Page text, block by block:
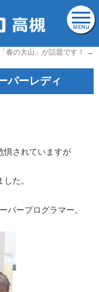
「春の大山」が話題です！ →
パーレディ
惧されていますが
た。
パープログラマー。